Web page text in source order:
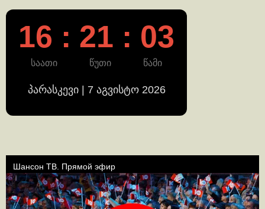
16 : 21 : 04
საათი წუთი წამი
პარასკევი | 7 აგვისტო 2026